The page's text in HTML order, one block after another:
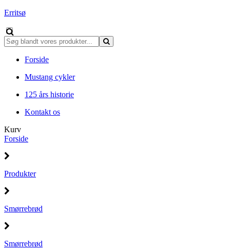
Erritsø
Forside
Mustang cykler
125 års historie
Kontakt os
Kurv
Forside
Produkter
Smørrebrød
Smørrebrød